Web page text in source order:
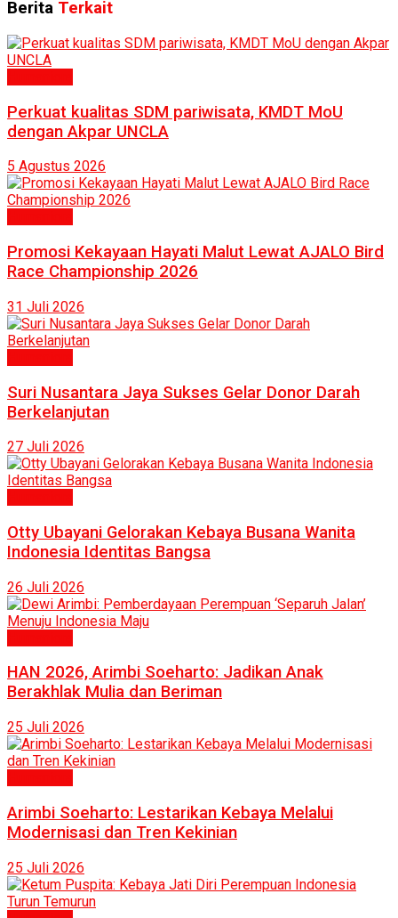
Berita Terkait
Perkuat kualitas SDM pariwisata, KMDT MoU
dengan Akpar UNCLA
5 Agustus 2026
Promosi Kekayaan Hayati Malut Lewat AJALO Bird
Race Championship 2026
31 Juli 2026
Suri Nusantara Jaya Sukses Gelar Donor Darah
Berkelanjutan
27 Juli 2026
Otty Ubayani Gelorakan Kebaya Busana Wanita
Indonesia Identitas Bangsa
26 Juli 2026
HAN 2026, Arimbi Soeharto: Jadikan Anak
Berakhlak Mulia dan Beriman
25 Juli 2026
Arimbi Soeharto: Lestarikan Kebaya Melalui
Modernisasi dan Tren Kekinian
25 Juli 2026